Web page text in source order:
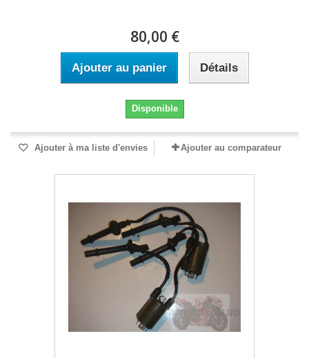
80,00 €
Ajouter au panier Détails
Disponible
Ajouter à ma liste d'envies Ajouter au comparateur